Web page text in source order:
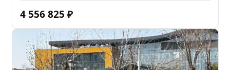
4 556 825 ₽